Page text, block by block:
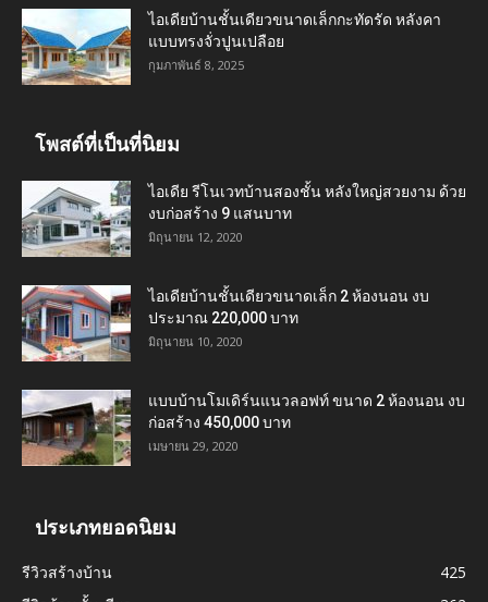
ไอเดียบ้านชั้นเดียวขนาดเล็กกะทัดรัด หลังคา
แบบทรงจั่วปูนเปลือย
กุมภาพันธ์ 8, 2025
โพสต์ที่เป็นที่นิยม
ไอเดีย รีโนเวทบ้านสองชั้น หลังใหญ่สวยงาม ด้วย
งบก่อสร้าง 9 แสนบาท
มิถุนายน 12, 2020
ไอเดียบ้านชั้นเดียวขนาดเล็ก 2 ห้องนอน งบ
ประมาณ 220,000 บาท
มิถุนายน 10, 2020
แบบบ้านโมเดิร์นแนวลอฟท์ ขนาด 2 ห้องนอน งบ
ก่อสร้าง 450,000 บาท
เมษายน 29, 2020
ประเภทยอดนิยม
รีวิวสร้างบ้าน
425